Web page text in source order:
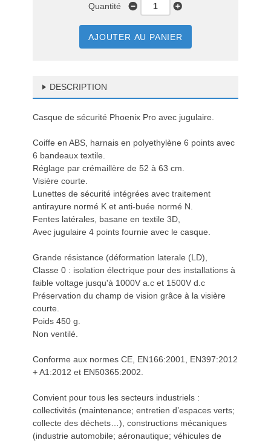
Quantité
AJOUTER AU PANIER
DESCRIPTION
Casque de sécurité Phoenix Pro avec jugulaire.
Coiffe en ABS, harnais en polyethylène 6 points avec
6 bandeaux textile.
Réglage par crémaillère de 52 à 63 cm.
Visière courte.
Lunettes de sécurité intégrées avec traitement
antirayure normé K et anti-buée normé N.
Fentes latérales, basane en textile 3D,
Avec jugulaire 4 points fournie avec le casque.
Grande résistance (déformation laterale (LD),
Classe 0 : isolation électrique pour des installations à
faible voltage jusqu'à 1000V a.c et 1500V d.c
Préservation du champ de vision grâce à la visière
courte.
Poids 450 g.
Non ventilé.
Conforme aux normes CE, EN166:2001, EN397:2012
+ A1:2012 et EN50365:2002.
Convient pour tous les secteurs industriels :
collectivités (maintenance; entretien d’espaces verts;
collecte des déchets…), constructions mécaniques
(industrie automobile; aéronautique; véhicules de